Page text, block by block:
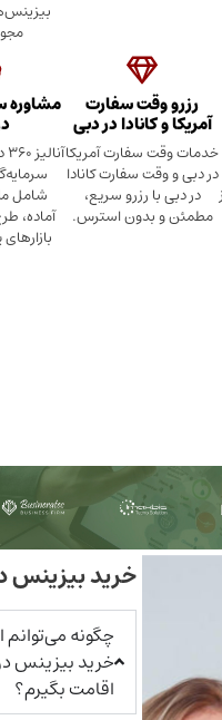
بیزینس‌های درآمدزا با
در دبی
آمریکا
کانادا
سریع،
استرس.
مشاوره سرمایه‌گذاری
در دبی
آنالیز ۳۶۰ درجه فرصت‌های
سرمایه‌گذاری در دبی،
شامل ملک، بیزینس
آماده، طرح‌های تجاری و
بازارهای پرسود امارات.
خرید بیزینس در دبی
چگونه می‌توانم از طریق
خرید بیزینس در دبی
اقامت بگیرم؟